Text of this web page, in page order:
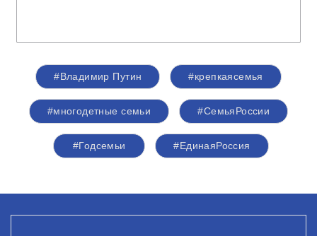
#Владимир Путин #крепкаясемья
#многодетные семьи #СемьяРоссии
#Годсемьи #ЕдинаяРоссия